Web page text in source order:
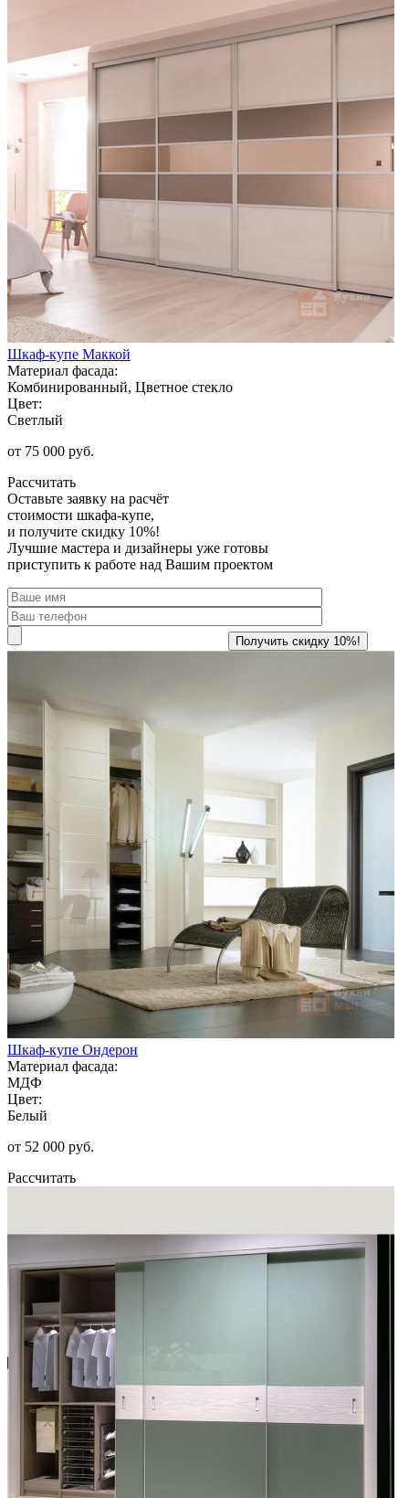
Шкаф-купе Маккой
Материал фасада:
Комбинированный, Цветное стекло
Цвет:
Светлый
от 75 000 руб.
Рассчитать
Оставьте заявку на расчёт
стоимости шкафа-купе,
и получите скидку 10%!
Лучшие мастера и дизайнеры уже готовы
приступить к работе над Вашим проектом
Шкаф-купе Ондерон
Материал фасада:
МДФ
Цвет:
Белый
от 52 000 руб.
Рассчитать